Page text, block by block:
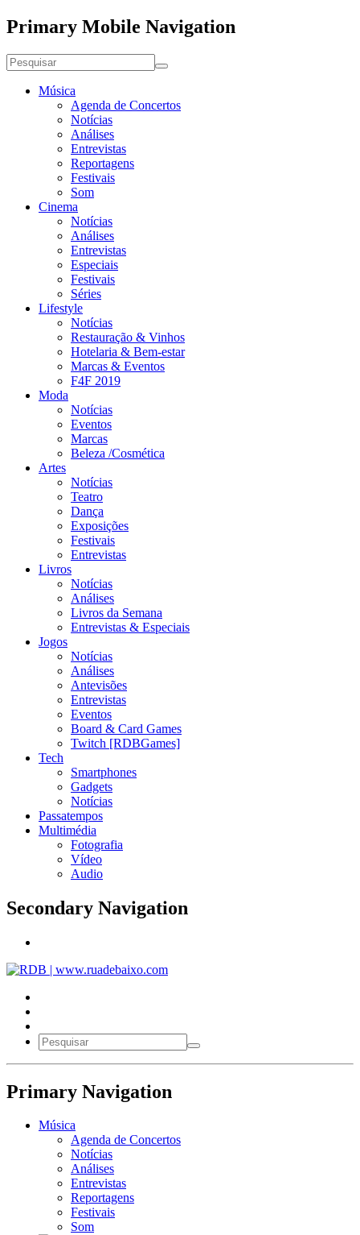
Primary Mobile Navigation
Música
Agenda de Concertos
Notícias
Análises
Entrevistas
Reportagens
Festivais
Som
Cinema
Notícias
Análises
Entrevistas
Especiais
Festivais
Séries
Lifestyle
Notícias
Restauração & Vinhos
Hotelaria & Bem-estar
Marcas & Eventos
F4F 2019
Moda
Notícias
Eventos
Marcas
Beleza /Cosmética
Artes
Notícias
Teatro
Dança
Exposições
Festivais
Entrevistas
Livros
Notícias
Análises
Livros da Semana
Entrevistas & Especiais
Jogos
Notícias
Análises
Antevisões
Entrevistas
Eventos
Board & Card Games
Twitch [RDBGames]
Tech
Smartphones
Gadgets
Notícias
Passatempos
Multimédia
Fotografia
Vídeo
Audio
Secondary Navigation
Primary Navigation
Música
Agenda de Concertos
Notícias
Análises
Entrevistas
Reportagens
Festivais
Som